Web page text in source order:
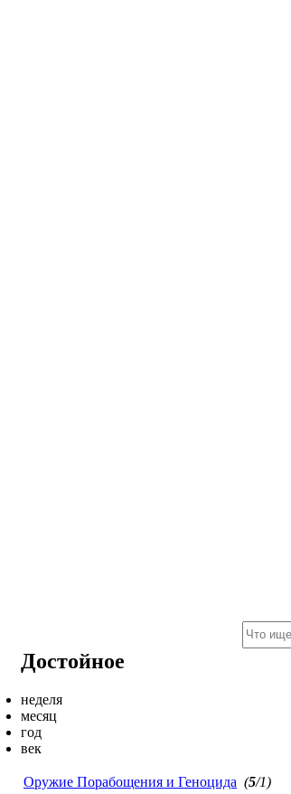
Достойное
неделя
месяц
год
век
Оружие Порабощения и Геноцида (5/1)